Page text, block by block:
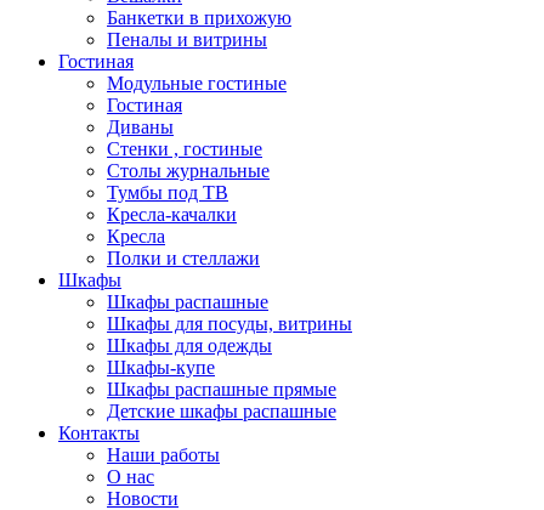
Банкетки в прихожую
Пеналы и витрины
Гостиная
Модульные гостиные
Гостиная
Диваны
Стенки , гостиные
Столы журнальные
Тумбы под ТВ
Кресла-качалки
Кресла
Полки и стеллажи
Шкафы
Шкафы распашные
Шкафы для посуды, витрины
Шкафы для одежды
Шкафы-купе
Шкафы распашные прямые
Детские шкафы распашные
Контакты
Наши работы
О нас
Новости